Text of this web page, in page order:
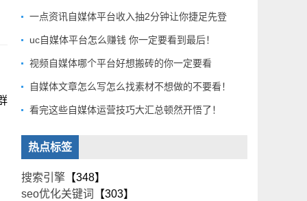
一点资讯自媒体平台收入抽2分钟让你捷足先登
uc自媒体平台怎么赚钱 你一定要看到最后！
视频自媒体哪个平台好想搬砖的你一定要看
自媒体文章怎么写怎么找素材不想做的不要看！
看完这些自媒体运营技巧大汇总顿然开悟了！
热点标签
搜索引擎 【348】
seo优化关键词
【303】